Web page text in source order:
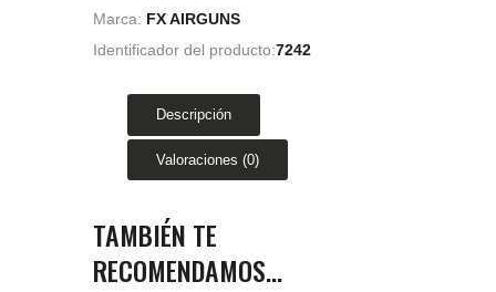
Marca: FX AIRGUNS
Identificador del producto:7242
Descripción
Valoraciones (0)
TAMBIÉN TE
RECOMENDAMOS…